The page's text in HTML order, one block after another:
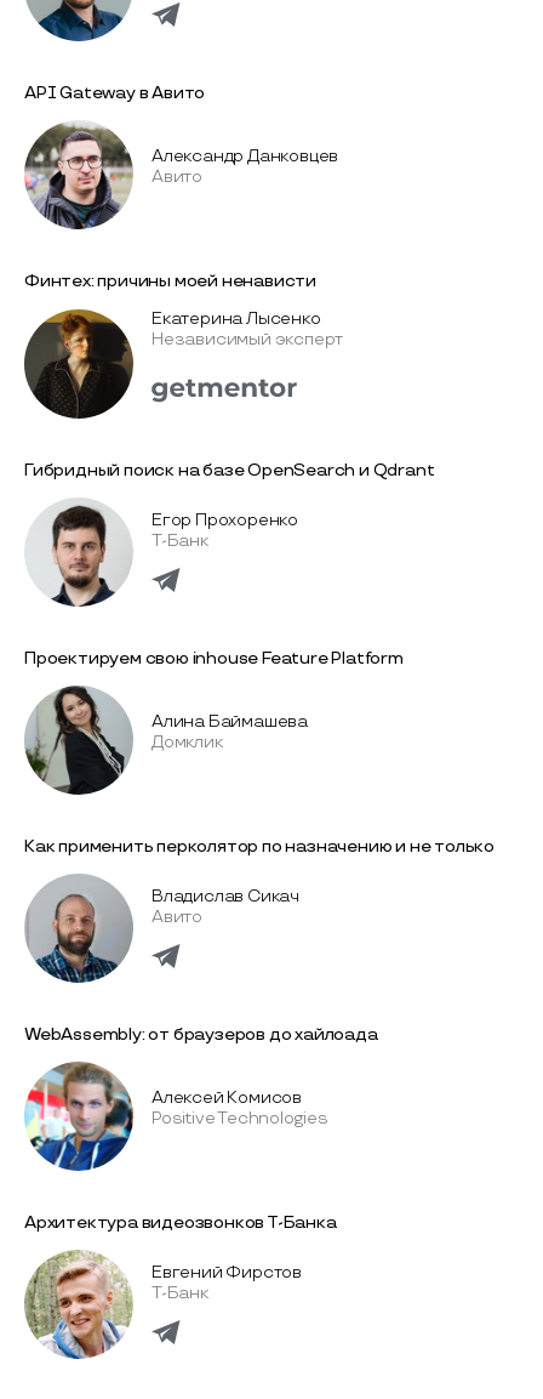
API Gateway в Авито
Александр Данковцев
Авито
Финтех: причины моей ненависти
Екатерина Лысенко
Независимый эксперт
Гибридный поиск на базе OpenSearch и Qdrant
Егор Прохоренко
Т-Банк
Проектируем свою inhouse Feature Platform
Алина Баймашева
Домклик
Как применить перколятор по назначению и не только
Владислав Сикач
Авито
WebAssembly: от браузеров до хайлоада
Алексей Комисов
Positive Technologies
Архитектура видеозвонков Т-Банка
Евгений Фирстов
Т-Банк